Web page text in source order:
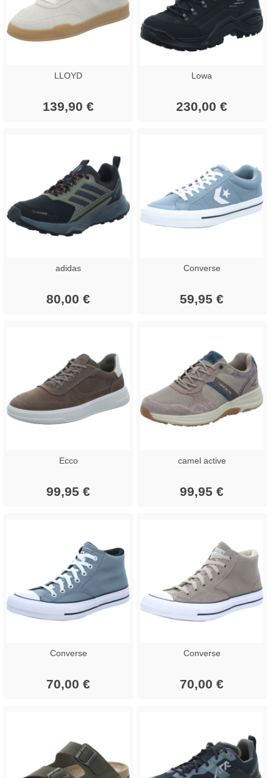
LLOYD
139,90 €
Lowa
230,00 €
adidas
80,00 €
Converse
59,95 €
Ecco
99,95 €
camel active
99,95 €
Converse
70,00 €
Converse
70,00 €